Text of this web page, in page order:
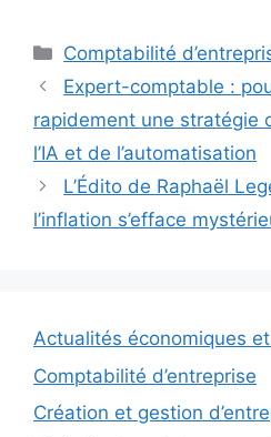
Catégories
Comptabilité
Expert-comptable :
rapidement une stratégie
l’IA et de l’automatisation
L’Édito de Raphaël
l’inflation s’efface
Actualités économiques
Comptabilité d’entreprise
Création et gestion